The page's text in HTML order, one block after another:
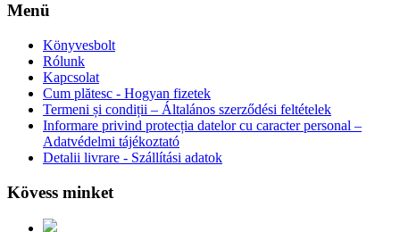
Menü
Könyvesbolt
Rólunk
Kapcsolat
Cum plătesc - Hogyan fizetek
Termeni și condiții – Általános szerződési feltételek
Informare privind protecția datelor cu caracter personal –
Adatvédelmi tájékoztató
Detalii livrare - Szállítási adatok
Kövess minket